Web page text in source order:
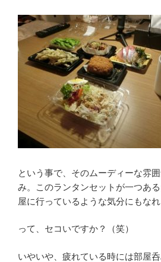
という事で、そのムーディーな雰
み。このランタンセットが一つあ
屋に行っているような気分にもなれ
って、セコいですか？（笑）
いやいや、疲れている時には部屋呑